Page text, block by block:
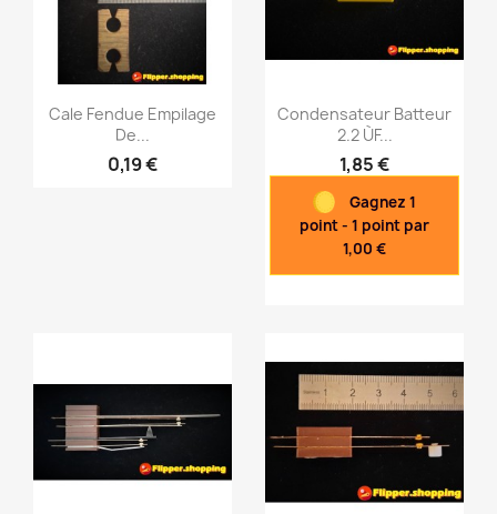
Cale Fendue Empilage
De...
0,19 €
Aperçu rapide
Condensateur Batteur
2.2 ÙF...
1,85 €
Gagnez 1
point - 1 point par
1,00 €